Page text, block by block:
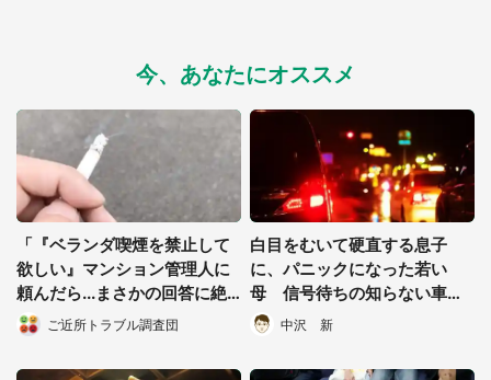
今、あなたにオススメ
「『ベランダ喫煙を禁止して
欲しい』マンション管理人に
頼んだら...まさかの回答に絶
句」（静岡県・50代女性）
ご近所トラブル調査団
白目をむいて硬直する息子
に、パニックになった若い
母 信号待ちの知らない車に
勝手に乗り込むと...
中沢 新